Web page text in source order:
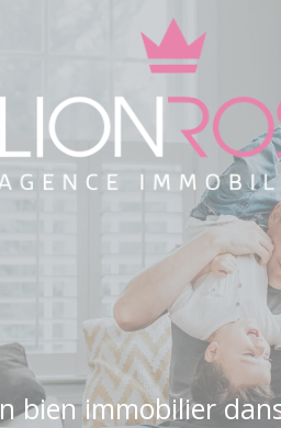
bien immobilier